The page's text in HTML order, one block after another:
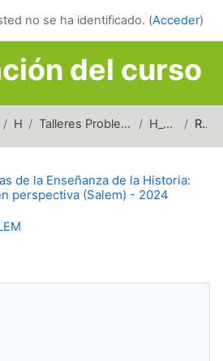
no se ha identificado. (Acceder)
del curso
Historia Talleres Problemáticas Enseñanza en Historia (Hist) H_TPH_OOP_2024 Resumen
de la Enseñanza de la Historia:
perspectiva (Salem) - 2024